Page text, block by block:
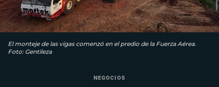
El monteje de las vigas comenzó en el predio de la Fuerza Aérea.
Foto: Gentileza
NEGOCIOS